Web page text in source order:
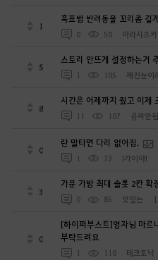
1
흑표범 반려동물 꼬리좀 길
0 50 아라시츠
5
스토리 안뜨게 설정하는거
1 105 째진눈이
8
시간은 어제까지 줬고 이제
11 107 공짜안됨
0
란 말타면 다리 없어짐.
1 73 I가이아I
3
가문 가방 최대 슬롯 2칸 확
0 85 맛있는
0
[하이퍼부스트]영자님 마르
부탁드려요
1 110 테크토닉